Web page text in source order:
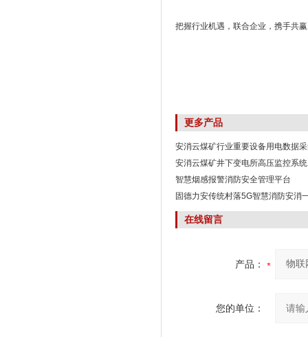
把握行业机遇，联合企业，携手共
更多产品
安消云煤矿行业重要设备用电数据
安消云煤矿井下变电所高压监控系统
智慧烟感报警消防安全管理平台
固德力安传统村落5G智慧消防安消
在线留言
产品：
您的单位：